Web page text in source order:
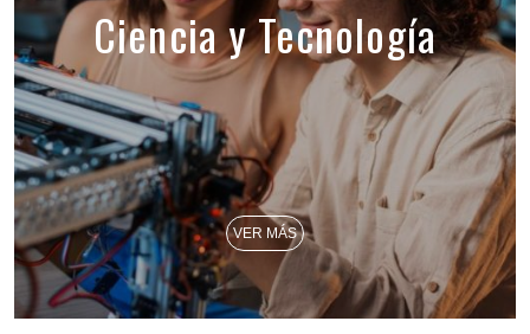
Ciencia y Tecnología
VER MÁS